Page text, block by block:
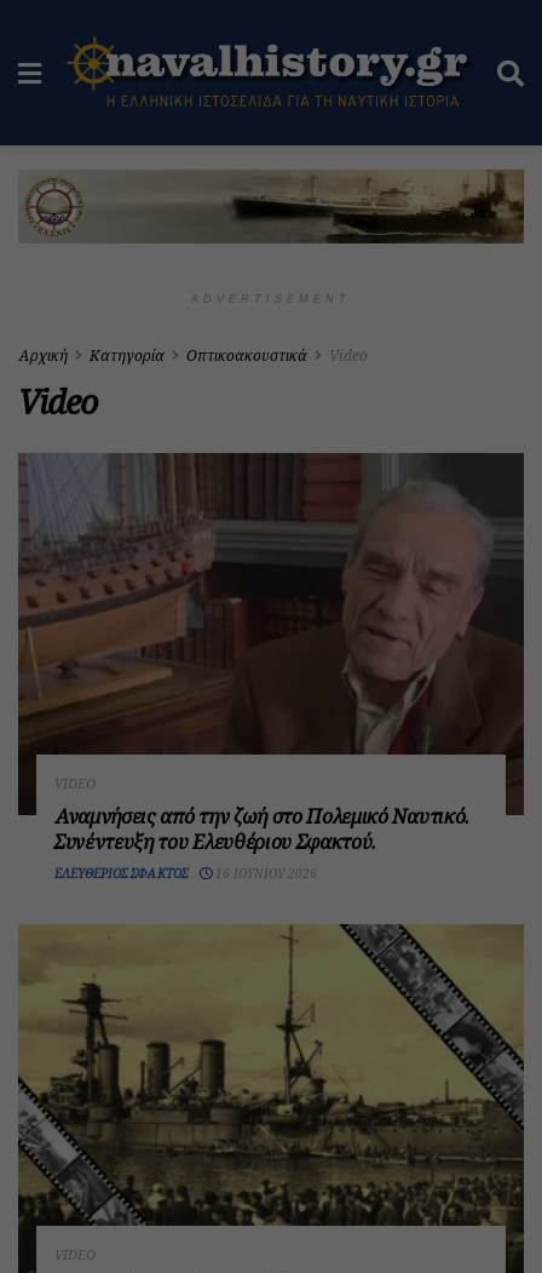
ADVERTISEMENT
Αρχική Κατηγορία Οπτικοακουστικά Video
Video
VIDEO
Αναμνήσεις από την ζωή στο Πολεμικό Ναυτικό.
Συνέντευξη του Ελευθέριου Σφακτού.
ΕΛΕΥΘΈΡΙΟΣ ΣΦΑΚΤΌΣ 16 ΙΟΥΝΊΟΥ 2026
VIDEO